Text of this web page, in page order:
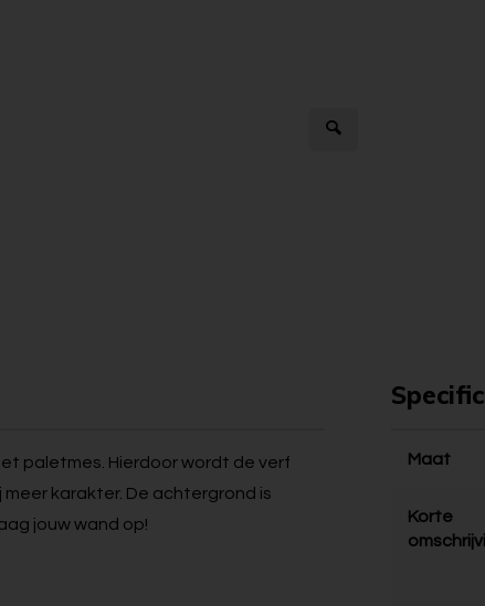
paletmes. Hierdoor wordt de verf
karakter. De achtergrond is
jouw wand op!
Maat
Korte